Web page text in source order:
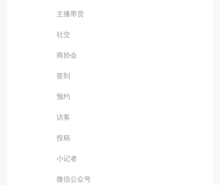
主播带货
社交
商协会
签到
预约
访客
投稿
小记者
微信公众号